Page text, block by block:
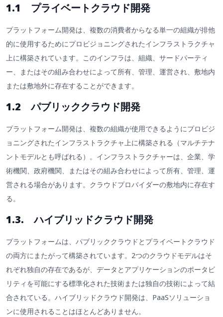
1.1 プライベートクラウド開発
プラットフォーム開発は、複数の消費者からなる単一の組織が排他
的に使用するためにプロビジョニングされたインフラストラクチャ
上に構築されています。このインフラは、組織、サードパーティ
ー、またはその組み合わせによって所有、管理、運営され、敷地内
または敷地外に存在することができます。
1.2 パブリッククラウド開発
プラットフォーム開発は、複数の組織が使用できるようにプロビジ
ョニングされたインフラストラクチャ上に構築される（マルチテナ
ントモデルとも呼ばれる）。インフラストラクチャーは、企業、学
術機関、政府機関、またはその組み合わせによって所有、管理、運
営される場合があります。クラウドプロバイダーの敷地内に存在す
る。
1.3. ハイブリッドクラウド開発
プラットフォームは、パブリッククラウドとプライベートクラウド
の両方にまたがって構築されています。2つのクラウドモデルはそ
れぞれ独自の存在であるが、データとアプリケーションのポータビ
リティを可能にする標準化された技術または独自の技術によって結
合されている。ハイブリッドクラウド開発は、PaaSソリューショ
ンに使用されることはほとんどありません。